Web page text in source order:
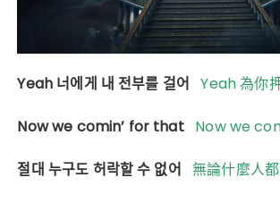
Yeah 너에게 내 전부를 걸어Yeah 為你
Now we comin’ for that Now we
절대 누구도 허락할 수 없어無論什麼人